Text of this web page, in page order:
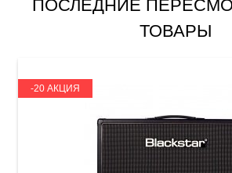
ПОСЛЕДНИЕ
ТОВАРЫ
-20 АКЦИЯ